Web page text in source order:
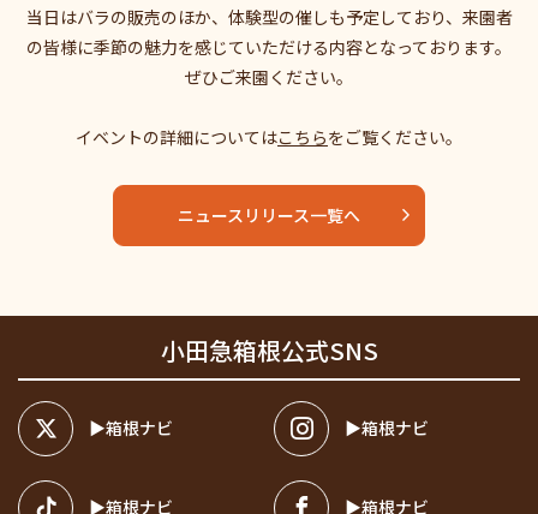
当日はバラの販売のほか、体験型の催しも予定しており、来園者
の皆様に季節の魅力を感じていただける内容となっております。
ぜひご来園ください。
イベントの詳細についてはこちらをご覧ください。
ニュースリリース一覧へ
小田急箱根公式SNS
箱根ナビ 箱根ナビ
箱根ナビ 箱根ナビ